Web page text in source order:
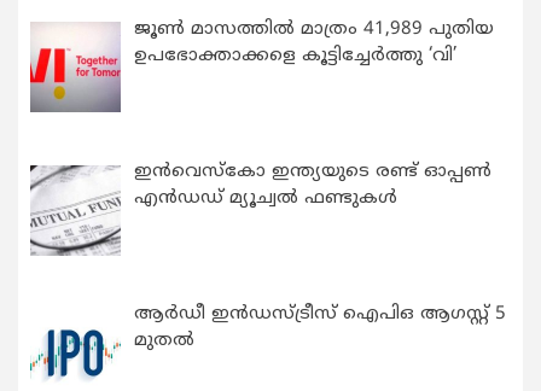
ജൂൺ മാസത്തിൽ മാത്രം 41,989 പുതിയ
ഉപഭോക്താക്കളെ കൂട്ടിച്ചേർത്തു ‘വി’
ഇന്‍വെസ്കോ ഇന്ത്യയുടെ രണ്ട് ഓപ്പണ്‍
എന്‍ഡഡ് മ്യൂച്വല്‍ ഫണ്ടുകള്‍
ആർഡീ ഇൻഡസ്ട്രീസ് ഐപിഒ ആഗസ്റ്റ് 5
മുതൽ